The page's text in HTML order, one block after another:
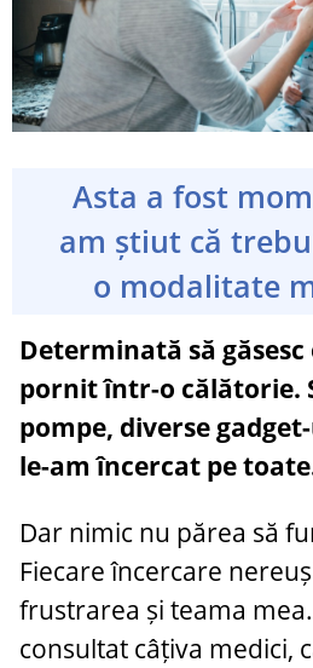
Asta a fost
am știut că
o modalitate
Determinată să
pornit într-o călătorie.
pompe, diverse
le-am încercat pe
Dar nimic nu părea să
Fiecare încercare
frustrarea și teama
consultat câțiva medici,